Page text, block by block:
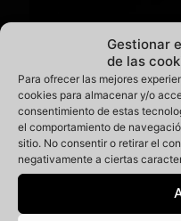
Gestionar
de las
Para ofrecer las mejores
cookies para almacenar y/o
consentimiento de estas
el comportamiento de
sitio. No consentir o retirar el
negativamente a ciertas